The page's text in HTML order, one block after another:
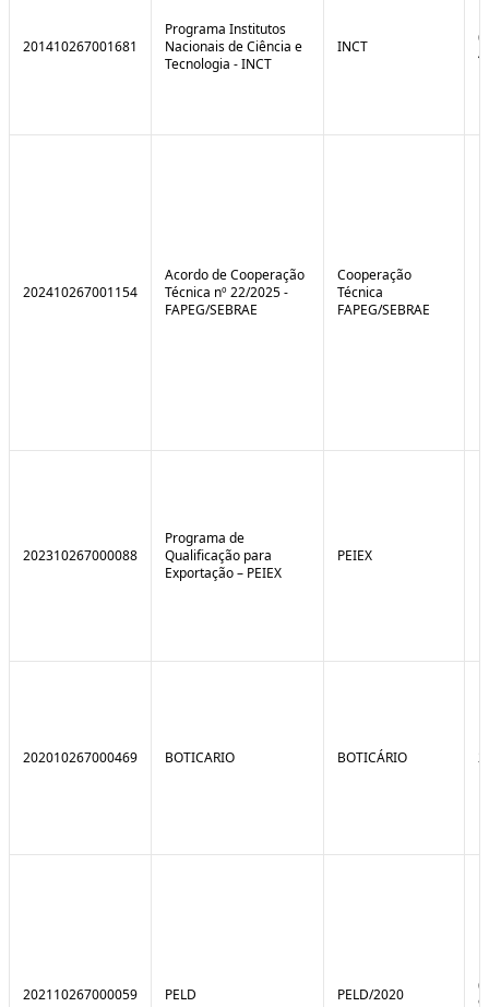
201410267001681
Programa Institutos
Nacionais de Ciência e
Tecnologia - INCT
INCT
202410267001154
Acordo de Cooperação
Técnica nº 22/2025 -
FAPEG/SEBRAE
Cooperação
Técnica
FAPEG/SEBRAE
202310267000088
Programa de
Qualificação para
Exportação – PEIEX
PEIEX
202010267000469 BOTICARIO BOTICÁRIO
202110267000059 PELD PELD/2020